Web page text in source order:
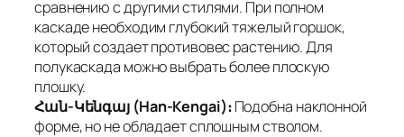
сравнению с другими стилями. При полном
каскаде необходим глубокий тяжелый горшок,
который создает противовес растению. Для
полукаскада можно выбрать более плоскую
плошку.
Հան-Կենգայ (Han-Kengai)։Подобна наклонной
форме, но не обладает сплошным стволом.